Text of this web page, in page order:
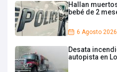
Hallan
bebé de 2
6 Agosto
Desata
autopista en